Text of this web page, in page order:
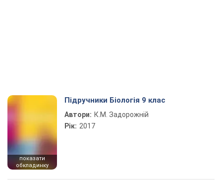
показати
обкладинку
Підручники Біологія 9 клас
Автори: К.М. Задорожній
Рік: 2017